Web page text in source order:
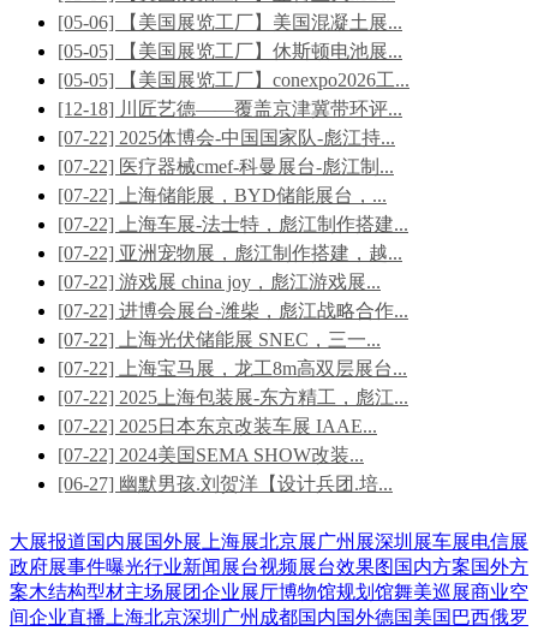
[05-06] 【美国展览工厂】美国混凝土展...
[05-05] 【美国展览工厂】休斯顿电池展...
[05-05] 【美国展览工厂】conexpo2026工...
[12-18] 川匠艺德——覆盖京津冀带环评...
[07-22] 2025体博会-中国国家队-彪江持...
[07-22] 医疗器械cmef-科曼展台-彪江制...
[07-22] 上海储能展，BYD储能展台，...
[07-22] 上海车展-法士特，彪江制作搭建...
[07-22] 亚洲宠物展，彪江制作搭建，越...
[07-22] 游戏展 china joy，彪江游戏展...
[07-22] 进博会展台-潍柴，彪江战略合作...
[07-22] 上海光伏储能展 SNEC，三一...
[07-22] 上海宝马展，龙工8m高双层展台...
[07-22] 2025上海包装展-东方精工，彪江...
[07-22] 2025日本东京改装车展 IAAE...
[07-22] 2024美国SEMA SHOW改装...
[06-27] 幽默男孩.刘贺洋【设计兵团.培...
大展报道国内展国外展 上海展北京展广州展深圳展车展电信展
政府展事件曝光行业新闻 展台视频展台效果图 国内方案国外方
案木结构型材主场展团企业展厅博物馆规划馆舞美巡展商业空
间企业直播 上海北京深圳 广州 成都国内国外德国美国 巴西俄罗